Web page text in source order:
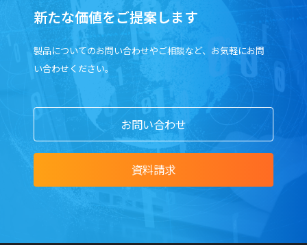
共通ソリューション
グループウェア Thrcus
Thrcusオプション-WF ワークフロー
Thrcusオプション-SR 営業日報
Thrcusオプション-DB Webデータベース
Thrcusオプション-IC 社内報(SNS)
新たな価値をご提案します
製品についてのお問い合わせやご相談など、お気軽にお問
い合わせください。
お問い合わせ
資料請求